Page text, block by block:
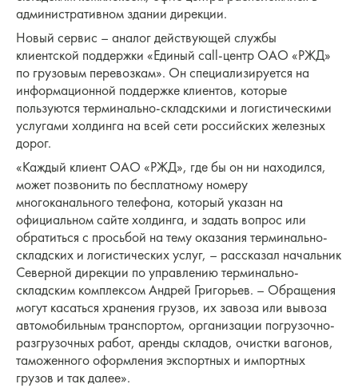
административном здании дирекции.
Новый сервис – аналог действующей службы
клиентской поддержки «Единый call-центр ОАО «РЖД»
по грузовым перевозкам». Он специализируется на
информационной поддержке клиентов, которые
пользуются терминально-складскими и логистическими
услугами холдинга на всей сети российских железных
дорог.
«Каждый клиент ОАО «РЖД», где бы он ни находился,
может позвонить по бесплатному номеру
многоканального телефона, который указан на
официальном сайте холдинга, и задать вопрос или
обратиться с просьбой на тему оказания терминально-
складских и логистических услуг, – рассказал начальник
Северной дирекции по управлению терминально-
складским комплексом Андрей Григорьев. – Обращения
могут касаться хранения грузов, их завоза или вывоза
автомобильным транспортом, организации погрузочно-
разгрузочных работ, аренды складов, очистки вагонов,
таможенного оформления экспортных и импортных
грузов и так далее».